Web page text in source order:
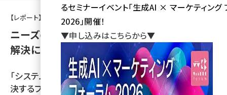
seo (3538)
ai (2820)
youtube (2444)
【レポート】Web担当者Forumミーティング 2019 Spring
ニーズの高まる「Webサイト多言語化」～課題
解決に必要な5つの重点領域とは
「システム開発」と「翻訳の運用」という2つの課題を解
決するフレームワーク
るセミナーイベント「生成AI × マーケティング
2026」開催！
▼申し込みはこちらから▼